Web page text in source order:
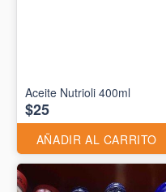
Aceite Nutrioli 400ml
$25
AÑADIR AL CARRITO